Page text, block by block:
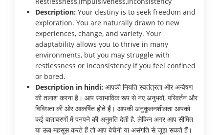
Description: Your destiny is to seek freedom and
exploration. You are naturally drawn to new
experiences, change, and variety. Your
adaptability allows you to thrive in many
environments, but you may struggle with
restlessness or inconsistency if you feel confined
or bored.
Description in hindi: आपकी नियति स्वतंत्रता और अन्वेषण
की तलाश करना है। आप स्वाभाविक रूप से नए अनुभवों, परिवर्तन और
विविधता की ओर आकर्षित होते हैं। आपकी अनुकूलनशीलता आपको
कई वातावरणों में पनपने की अनुमति देती है, लेकिन अगर आप सीमित
या ऊब महसूस करते हैं तो आप बेचैनी या असंगति से जूझ सकते हैं।